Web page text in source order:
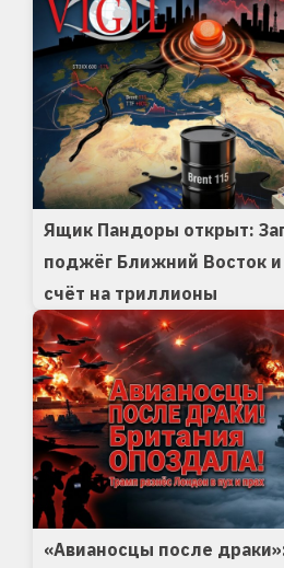
Ящик Пандоры открыт:
поджёг Ближний Восток
счёт на триллионы
«Авианосцы после